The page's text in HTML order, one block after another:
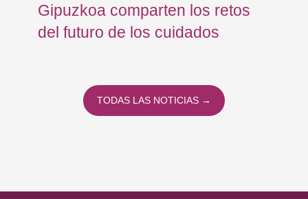
Gipuzkoa comparten los retos
del futuro de los cuidados
TODAS LAS NOTICIAS →